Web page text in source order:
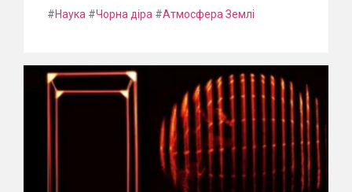
#Наука #Чорна діра #Атмосфера Землі